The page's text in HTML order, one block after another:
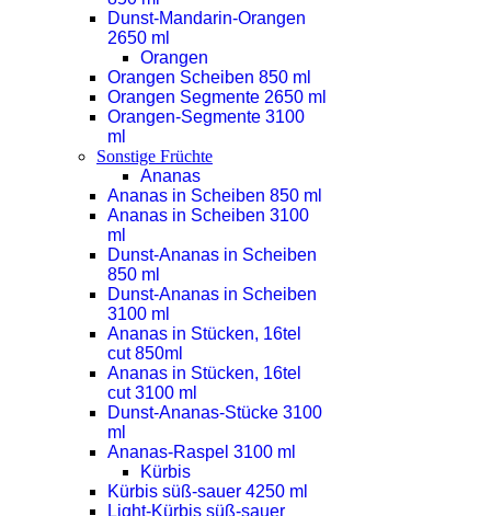
Dunst-Mandarin-Orangen
2650 ml
Orangen
Orangen Scheiben 850 ml
Orangen Segmente 2650 ml
Orangen-Segmente 3100
ml
Sonstige Früchte
Ananas
Ananas in Scheiben 850 ml
Ananas in Scheiben 3100
ml
Dunst-Ananas in Scheiben
850 ml
Dunst-Ananas in Scheiben
3100 ml
Ananas in Stücken, 16tel
cut 850ml
Ananas in Stücken, 16tel
cut 3100 ml
Dunst-Ananas-Stücke 3100
ml
Ananas-Raspel 3100 ml
Kürbis
Kürbis süß-sauer 4250 ml
Light-Kürbis süß-sauer